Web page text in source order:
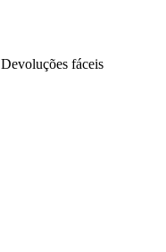
Devoluções fáceis